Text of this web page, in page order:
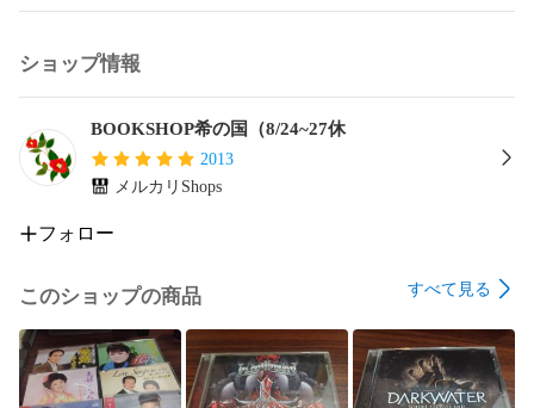
ショップ情報
BOOKSHOP希の国（8/24~27休
2013
メルカリShops
フォロー
このショップの商品 すべて見る